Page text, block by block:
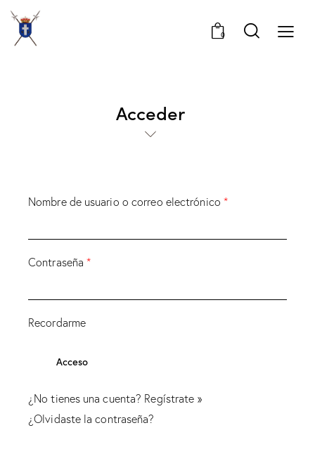
0
Acceder
Nombre de usuario o correo electrónico *
Contraseña*
Recordarme
¿No tienes una cuenta? Regístrate »
¿Olvidaste la contraseña?